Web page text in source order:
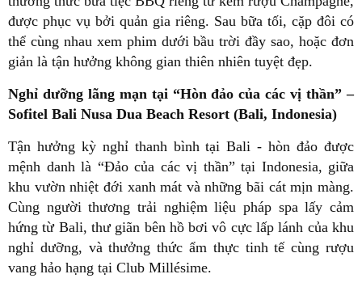
được phục vụ bởi quản gia riêng. Sau bữa tối, cặp đôi có
thể cùng nhau xem phim dưới bầu trời đầy sao, hoặc đơn
giản là tận hưởng không gian thiên nhiên tuyệt đẹp.
Nghỉ dưỡng lãng mạn tại “Hòn đảo của các vị thần” –
Sofitel Bali Nusa Dua Beach Resort (Bali, Indonesia)
Tận hưởng kỳ nghỉ thanh bình tại Bali - hòn đảo được
mệnh danh là “Đảo của các vị thần” tại Indonesia, giữa
khu vườn nhiệt đới xanh mát và những bãi cát mịn màng.
Cùng người thương trải nghiệm liệu pháp spa lấy cảm
hứng từ Bali, thư giãn bên hồ bơi vô cực lấp lánh của khu
nghỉ dưỡng, và thưởng thức ẩm thực tinh tế cùng rượu
vang hảo hạng tại Club Millésime.